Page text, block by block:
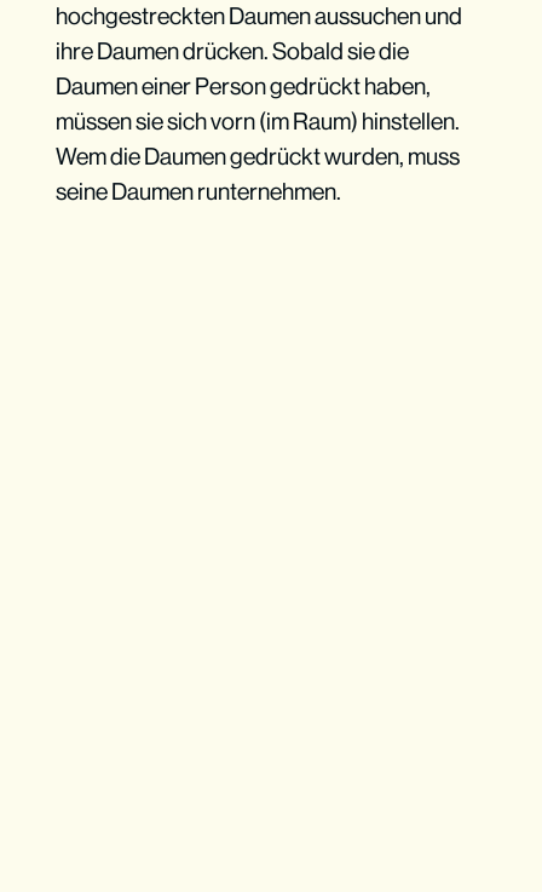
hochgestreckten Daumen aussuchen und
ihre Daumen drücken. Sobald sie die
Daumen einer Person gedrückt haben,
müssen sie sich vorn (im Raum) hinstellen.
Wem die Daumen gedrückt wurden, muss
seine Daumen runternehmen.